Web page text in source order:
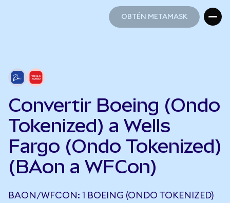
OBTÉN METAMASK
Convertir Boeing (Ondo
Tokenized) a Wells
Fargo (Ondo Tokenized)
(BAon a WFCon)
BAON/WFCON: 1 BOEING (ONDO TOKENIZED)